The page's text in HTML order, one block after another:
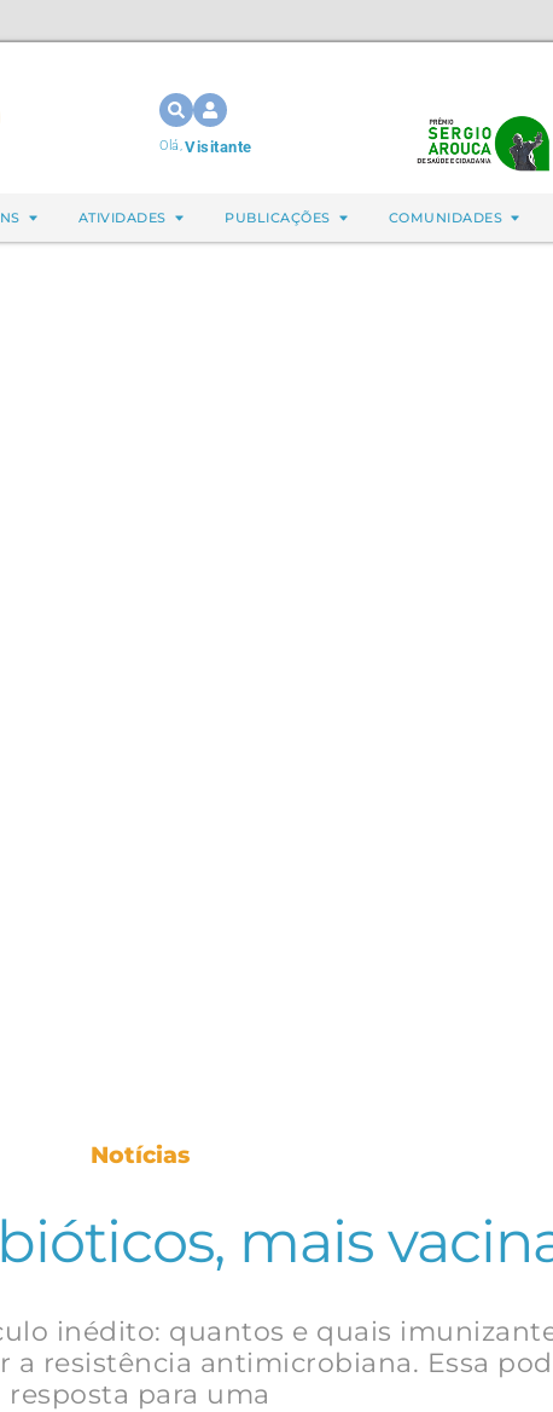
Olá,Visitante
ATIVIDADES PUBLICAÇÕES COMUNIDADES
Notícias
mais
inédito: quantos e quais
a resistência antimicrobiana. Essa
resposta para uma